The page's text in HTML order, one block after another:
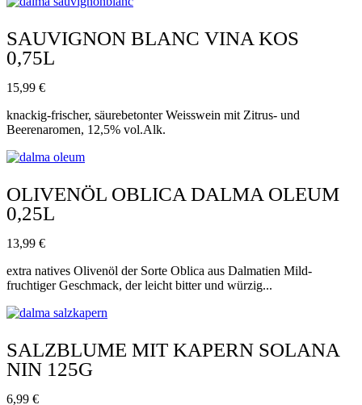
SAUVIGNON BLANC VINA KOS
0,75L
15,99 €
knackig-frischer, säurebetonter Weisswein mit Zitrus- und
Beerenaromen, 12,5% vol.Alk.
OLIVENÖL OBLICA DALMA OLEUM
0,25L
13,99 €
extra natives Olivenöl der Sorte Oblica aus Dalmatien Mild-
fruchtiger Geschmack, der leicht bitter und würzig...
SALZBLUME MIT KAPERN SOLANA
NIN 125G
6,99 €